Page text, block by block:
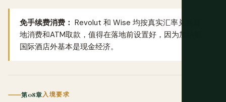
免手续费消费： Revolut 和 Wise 均按真实汇率兑换塞
地消费和ATM取款，值得在落地前设置好，因为加纳除
国际酒店外基本是现金经济。
第08章入境要求